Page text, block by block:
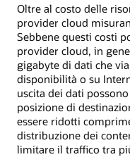
Oltre al costo delle
provider cloud
Sebbene questi costi
provider cloud, in
gigabyte di dati che
disponibilità o su
uscita dei dati
posizione di
essere ridotti
distribuzione dei
limitare il traffico tra